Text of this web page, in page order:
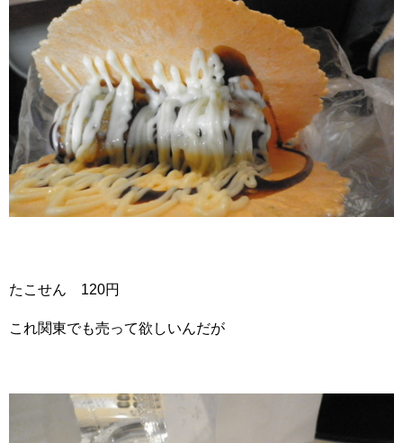
たこせん 120円
これ関東でも売って欲しいんだが